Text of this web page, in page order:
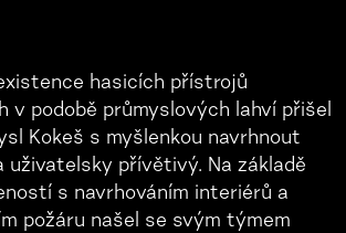
hasicích přístrojů
v podobě průmyslových lahví přišel
Kokeš s myšlenkou navrhnout
uživatelsky přívětivý. Na základě
s navrhováním interiérů a
požáru našel se svým týmem